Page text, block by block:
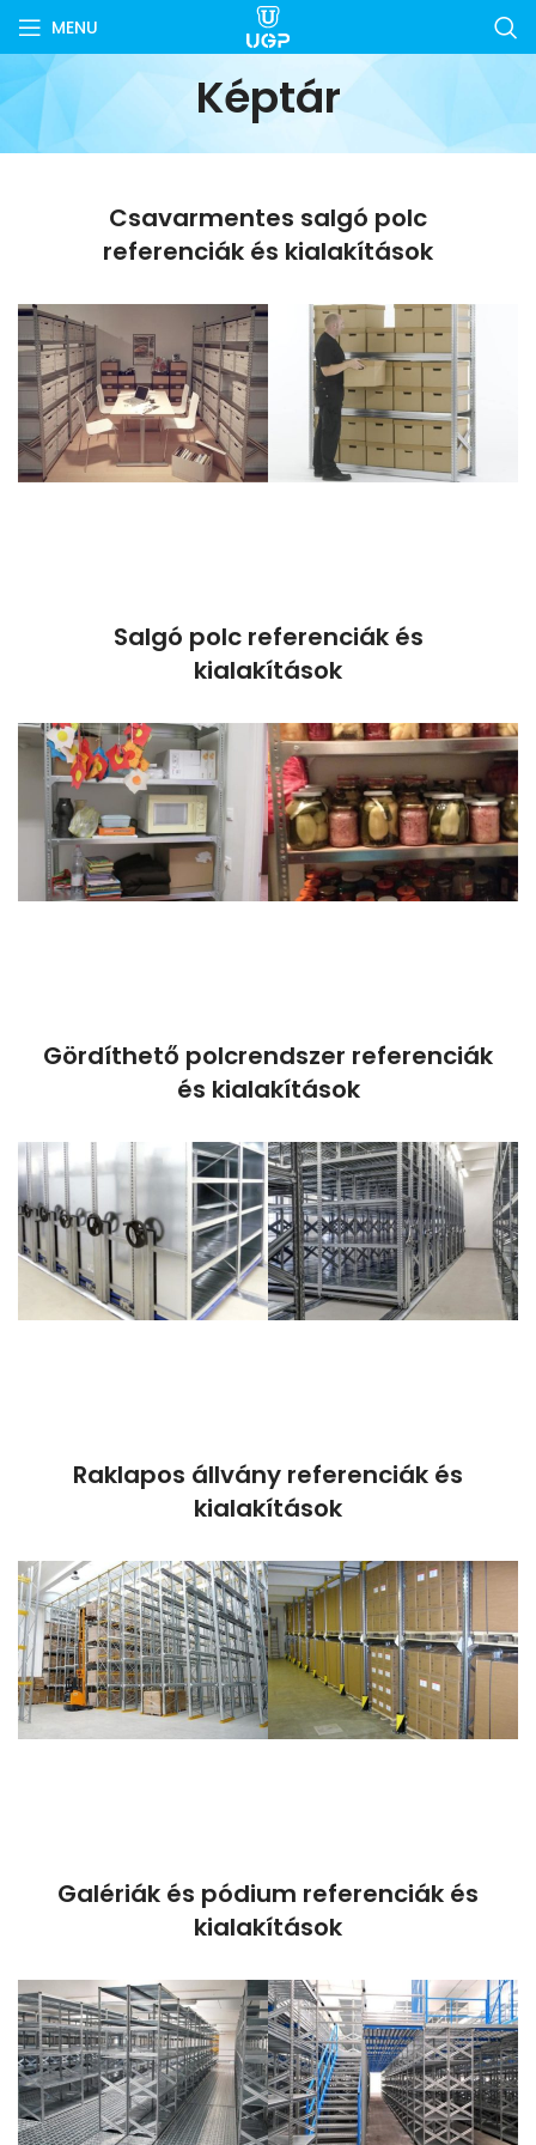
MENU
Képtár
Csavarmentes salgó polc
referenciák és kialakítások
Salgó polc referenciák és
kialakítások
Gördíthető polcrendszer referenciák
és kialakítások
Raklapos állvány referenciák és
kialakítások
Galériák és pódium referenciák és
kialakítások